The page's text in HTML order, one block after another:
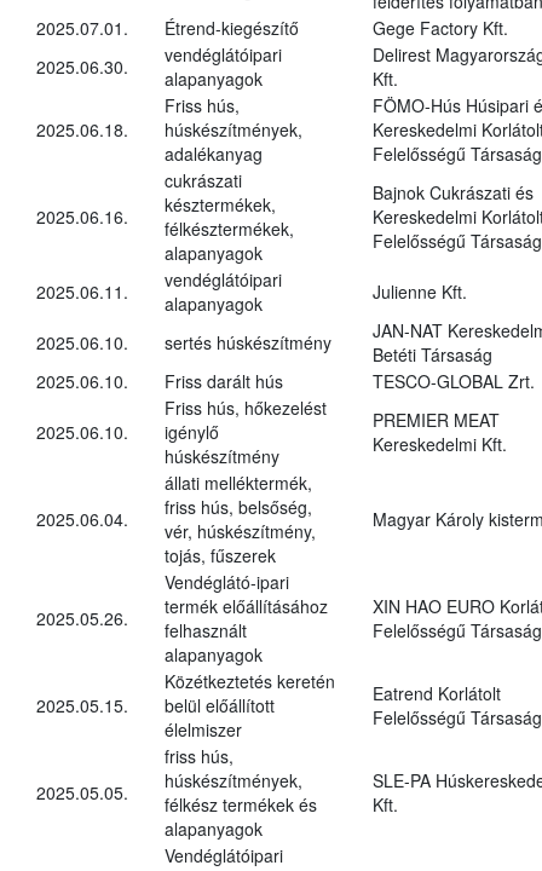
2025.07.01.
Étrend-kiegészítő
Gege Factory Kft.
2025.06.30.
vendéglátóipari
alapanyagok
Delirest
Kft.
2025.06.18.
Friss hús,
húskészítmények,
adalékanyag
FÖMO-Hús Húsipari
Kereskedelmi
Felelősségű Társaság
2025.06.16.
cukrászati
késztermékek,
félkésztermékek,
alapanyagok
Bajnok Cukrászati és
Kereskedelmi
Felelősségű Társaság
2025.06.11.
vendéglátóipari
alapanyagok
Julienne Kft.
2025.06.10. sertés húskészítmény
JAN-NAT
Betéti Társaság
2025.06.10.
Friss darált hús TESCO-GLOBAL Zrt.
2025.06.10.
Friss hús, hőkezelést
igénylő
húskészítmény
PREMIER MEAT
Kereskedelmi Kft.
2025.06.04.
állati melléktermék,
friss hús, belsőség,
vér, húskészítmény,
tojás, fűszerek
Magyar Károly
2025.05.26.
Vendéglátó-ipari
termék előállításához
felhasznált
alapanyagok
XIN HAO EURO
Felelősségű Társaság
2025.05.15.
Közétkeztetés keretén
belül előállított
élelmiszer
Eatrend Korlátolt
Felelősségű Társaság
2025.05.05.
friss hús,
húskészítmények,
félkész termékek és
alapanyagok
SLE-PA
Kft.
Vendéglátóipari